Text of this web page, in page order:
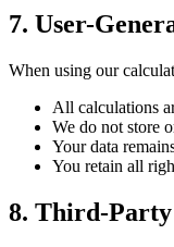
7. User-
When using our
All calculations
We do not store
Your data
You retain all
8. Third-Party